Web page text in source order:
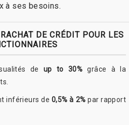
à ses besoins.
DE CRÉDIT POUR LES
de up to 30% grâce à la
inférieurs de 0,5% à 2% par rapport